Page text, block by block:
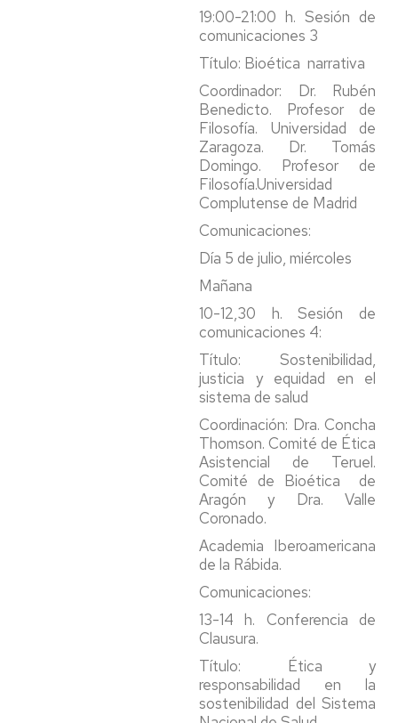
19:00-21:00 h. Sesión de
comunicaciones 3
Título: Bioética narrativa
Coordinador: Dr. Rubén
Benedicto. Profesor de
Filosofía. Universidad de
Zaragoza. Dr. Tomás
Domingo. Profesor de
Filosofía.Universidad
Complutense de Madrid
Comunicaciones:
Día 5 de julio, miércoles
Mañana
10-12,30 h. Sesión de
comunicaciones 4:
Título: Sostenibilidad,
justicia y equidad en el
sistema de salud
Coordinación: Dra. Concha
Thomson. Comité de Ética
Asistencial de Teruel.
Comité de Bioética de
Aragón y Dra. Valle
Coronado.
Academia Iberoamericana
de la Rábida.
Comunicaciones:
13-14 h. Conferencia de
Clausura.
Título: Ética y
responsabilidad en la
sostenibilidad del Sistema